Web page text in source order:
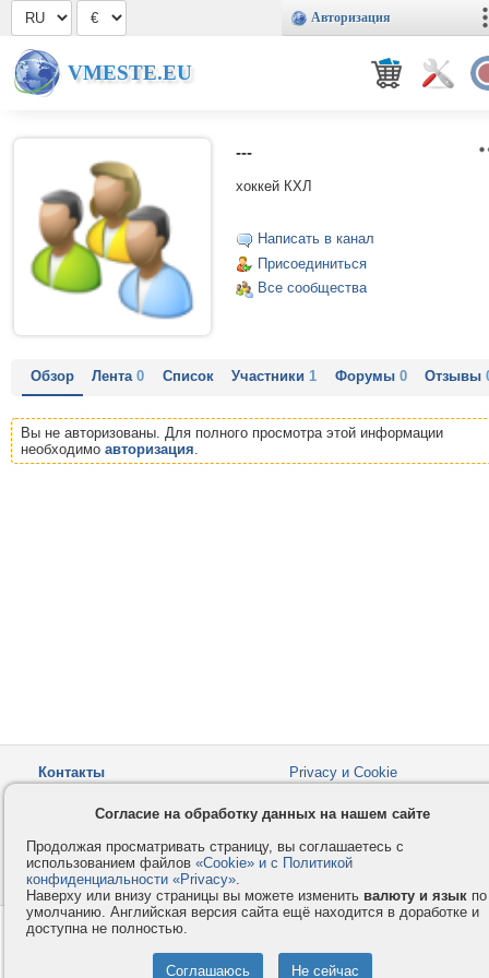
Авторизация
VMESTE.EU
---
хоккей КХЛ
Написать в канал
Присоединиться
Все сообщества
Обзор Лента0 Список Участники1 Форумы 0 Отзывы
Вы не авторизованы. Для полного просмотра этой информации
необходимо авторизация.
Контакты
Privacy и Cookie
Как оплатить
Форумы
© 2008-2026VMESTE.EU
Согласие на обработку данных на нашем сайте
Продолжая просматривать страницу, вы соглашаетесь с
использованием файлов «Cookie» и с Политикой
конфиденциальности «Privacy».
Наверху или внизу страницы вы можете изменить валюту и язык по
умолчанию. Английская версия сайта ещё находится в доработке и
доступна не полностью.